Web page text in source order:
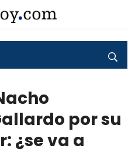
por su
¿se va a